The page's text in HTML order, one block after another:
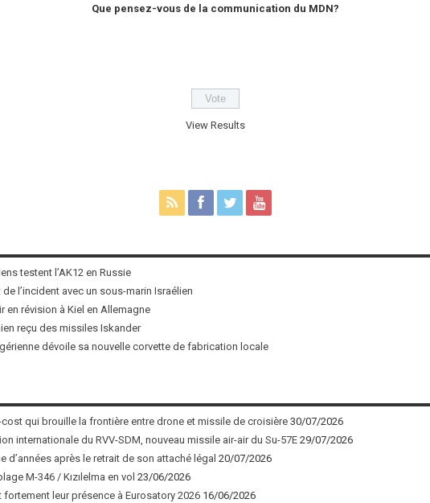
Que pensez-vous de la communication du MDN?
View Results
testent l’AK12 en Russie
de l’incident avec un sous-marin Israélien
en révision à Kiel en Allemagne
reçu des missiles Iskander
dévoile sa nouvelle corvette de fabrication locale
qui brouille la frontière entre drone et missile de croisière 30/07/2026
internationale du RVV-SDM, nouveau missile air-air du Su-57E 29/07/2026
d’années après le retrait de son attaché légal 20/07/2026
M-346 / Kızılelma en vol 23/06/2026
leur présence à Eurosatory 2026 16/06/2026